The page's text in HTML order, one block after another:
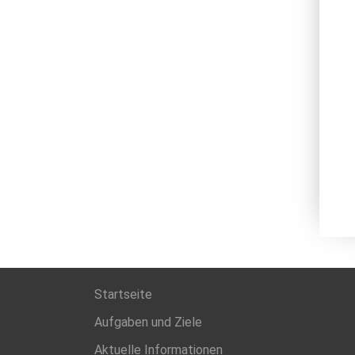
Startseite
Aufgaben und Ziele
Aktuelle Informationen